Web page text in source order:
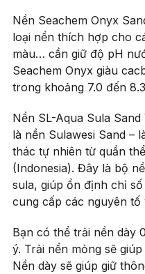
Nền Seachem Onyx
loại nền thích hợp cho
màu… cần giữ độ pH
Seachem Onyx giàu
trong khoảng 7.0 đến
Nền SL-Aqua Sula
là nền Sulawesi Sand –
thác tự nhiên từ quần
(Indonesia). Đây là bộ
sula, giúp ổn định chỉ
cung cấp các nguyên tố
Bạn có thể trải nền dày
ý. Trải nền mỏng sẽ
Nền dày sẽ giúp giữ